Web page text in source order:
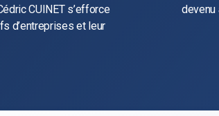
CUINET s’efforce
d’entreprises et leur
devenu